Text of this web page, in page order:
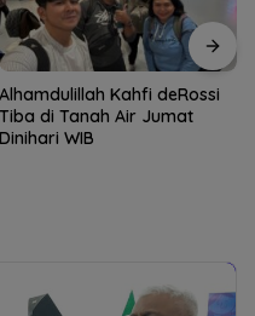
Alhamdulillah Kahfi deRossi
Tiba di Tanah Air Jumat
Dinihari WIB